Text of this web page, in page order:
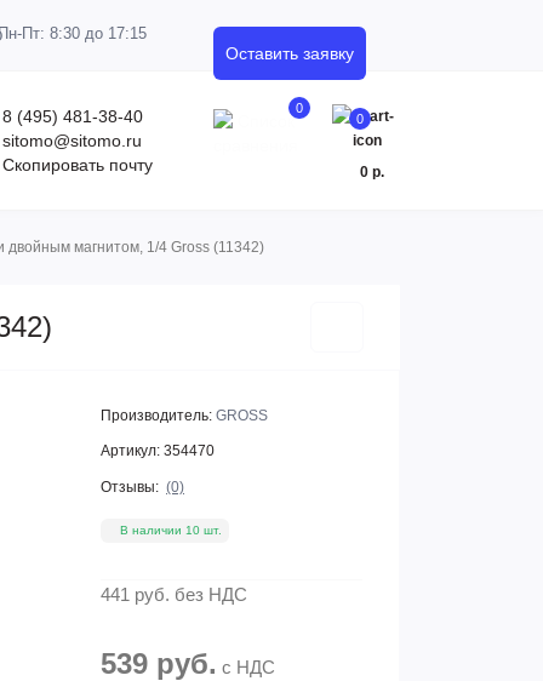
Пт: 8:30 до 17:15
Оставить заявку
8 (495) 481-38-40
sitomo@sitomo.ru
Скопировать почту
0
0
0 р.
магнитом, 1/4 Gross (11342)
Производитель: GROSS
Артикул: 354470
Отзывы: (0)
В наличии 10 шт.
441 руб. без НДС
539 руб. с НДС